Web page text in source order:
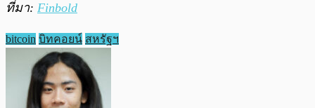
ที่มา: Finbold
bitcoin บิทคอยน์ สหรัฐฯ